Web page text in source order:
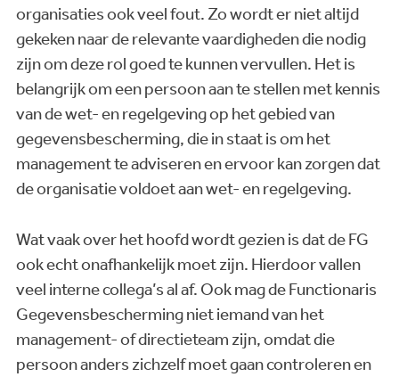
organisaties ook veel fout. Zo wordt er niet altijd
gekeken naar de relevante vaardigheden die nodig
zijn om deze rol goed te kunnen vervullen. Het is
belangrijk om een persoon aan te stellen met kennis
van de wet- en regelgeving op het gebied van
gegevensbescherming, die in staat is om het
management te adviseren en ervoor kan zorgen dat
de organisatie voldoet aan wet- en regelgeving.
Wat vaak over het hoofd wordt gezien is dat de FG
ook echt onafhankelijk moet zijn. Hierdoor vallen
veel interne collega’s al af. Ook mag de Functionaris
Gegevensbescherming niet iemand van het
management- of directieteam zijn, omdat die
persoon anders zichzelf moet gaan controleren en